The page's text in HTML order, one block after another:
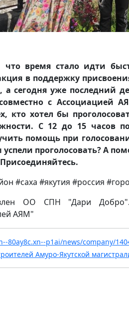
время стало идти
в поддержку
а сегодня уже последний
с Ассоциацией
кто хотел бы
С 12 до 15 часов
помощь при
проголосовать? А
#саха #якутия #россия
ОО СПН "Дари
АЯМ"
80ay8c.xn--p1ai/news/company/
Амуро-Якутской